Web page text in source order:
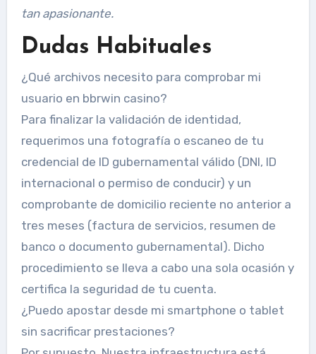
tan apasionante.
Dudas Habituales
¿Qué archivos necesito para comprobar mi
usuario en bbrwin casino?
Para finalizar la validación de identidad,
requerimos una fotografía o escaneo de tu
credencial de ID gubernamental válido (DNI, ID
internacional o permiso de conducir) y un
comprobante de domicilio reciente no anterior a
tres meses (factura de servicios, resumen de
banco o documento gubernamental). Dicho
procedimiento se lleva a cabo una sola ocasión y
certifica la seguridad de tu cuenta.
¿Puedo apostar desde mi smartphone o tablet
sin sacrificar prestaciones?